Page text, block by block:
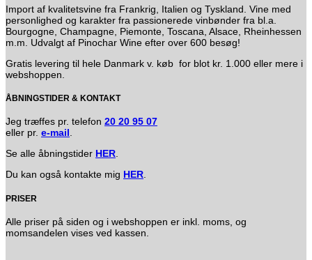
Import af kvalitetsvine fra Frankrig, Italien og Tyskland. Vine med
personlighed og karakter fra passionerede vinbønder fra bl.a.
Bourgogne, Champagne, Piemonte, Toscana, Alsace, Rheinhessen
m.m. Udvalgt af Pinochar Wine efter over 600 besøg!
Gratis levering til hele Danmark v. køb for blot kr. 1.000 eller mere i
webshoppen.
ÅBNINGSTIDER & KONTAKT
Jeg træffes pr. telefon 20 20 95 07
eller pr. e-mail.
Se alle åbningstider HER.
Du kan også kontakte mig HER.
PRISER
Alle priser på siden og i webshoppen er inkl. moms, og
momsandelen vises ved kassen.